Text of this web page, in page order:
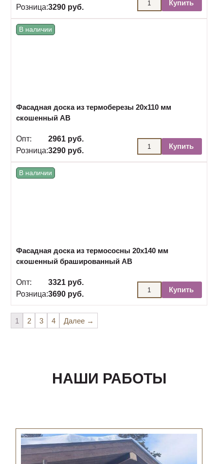
Розница:3290 руб.
Купить
В наличии
Фасадная доска из термоберезы 20х110 мм
скошенный АВ
Опт:
2961 руб.
Розница:3290 руб.
Купить
В наличии
Фасадная доска из термососны 20х140 мм
скошенный брашированный АВ
Опт:
3321 руб.
Розница:3690 руб.
Купить
1 2 3 4 Далее →
НАШИ РАБОТЫ